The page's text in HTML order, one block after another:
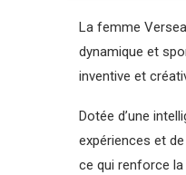
La femme
dynamique et
inventive et
Dotée d’une
expériences et
ce qui renforce